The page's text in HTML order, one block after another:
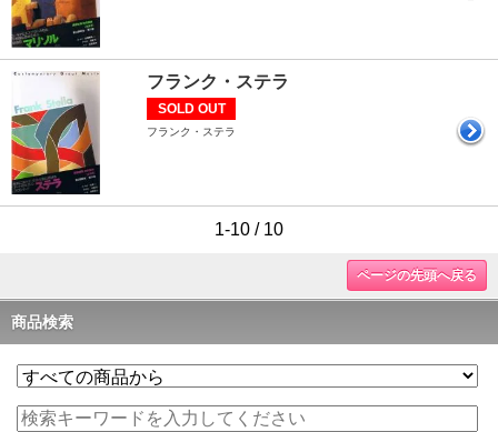
フランク・ステラ
SOLD OUT
フランク・ステラ
1-10 / 10
ページの先頭へ戻る
商品検索